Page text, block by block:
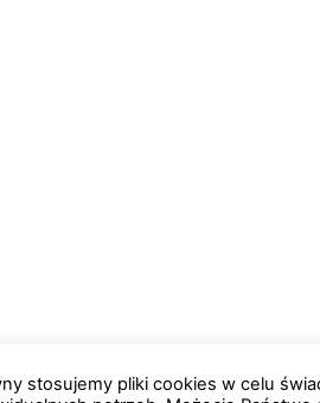
stosujemy pliki cookies w celu